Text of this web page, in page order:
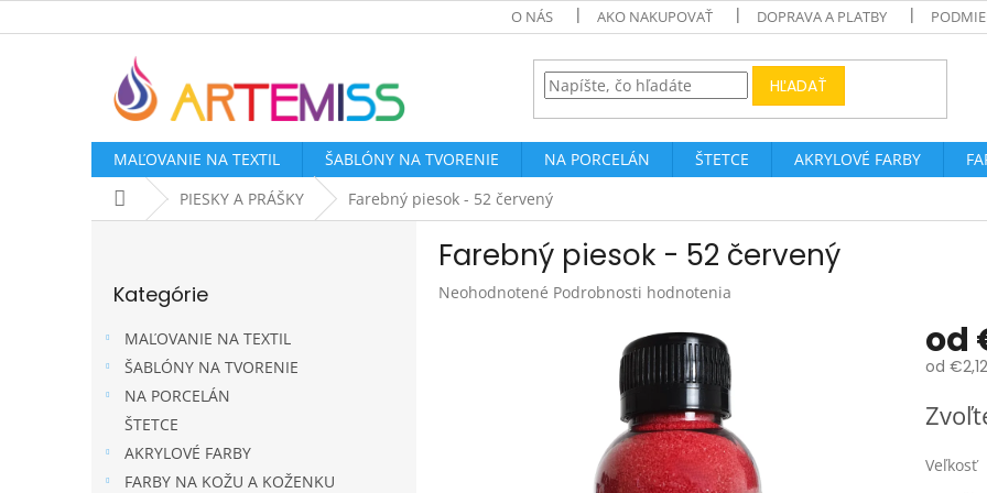
na
O NÁS AKO NAKUPOVAŤ DOPRAVA A PLATBY
HĽADAŤ
MAĽOVANIE NA TEXTIL ŠABLÓNY NA TVORENIE NA PORCELÁN ŠTETCE AKRYLOVÉ FARBY
DomovPIESKY A PRÁŠKY Farebný piesok - 52 červený
kategórie
Kategórie
MAĽOVANIE NA TEXTIL
ŠABLÓNY NA TVORENIE
NA PORCELÁN
ŠTETCE
AKRYLOVÉ FARBY
FARBY NA KOŽU A KOŽENKU
Farebný piesok - 52 červený
Priemerné
Neohodnotené Podrobnosti hodnotenia
od
od €2,12
cena:
Veľkosť